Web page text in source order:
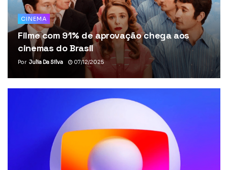
CINEMA
Filme com 91% de aprovação chega aos
cinemas do Brasil
Por Julia Da Silva 07/12/2025